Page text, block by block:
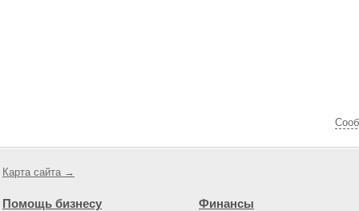
Карта сайта →
Помощь бизнесу Финансы